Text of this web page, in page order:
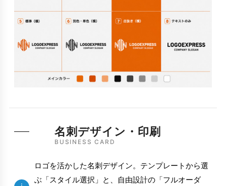
名刺デザイン・印刷
BUSINESS CARD
ロゴを活かした名刺デザイン。テンプレートから選
ぶ「スタイル選択」と、自由設計の「フルオーダ